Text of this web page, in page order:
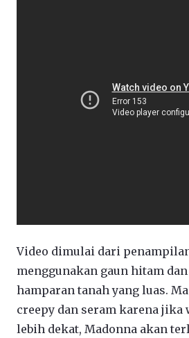
Video dimulai dari
menggunakan gaun hitam
hamparan tanah yang luas.
creepy dan seram karena jika
lebih dekat, Madonna akan